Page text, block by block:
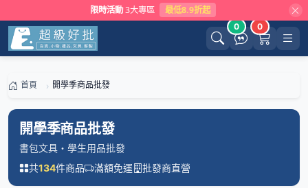
限時活動 3大專區 最低8.9折起
0 0
首頁 開學季商品批發
開學季商品批發
書包文具・學生用品批發
共134件商品 滿額免運 批發商直營